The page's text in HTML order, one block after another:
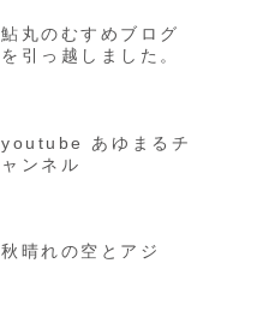
鮎丸のむすめブログ
を引っ越しました。
youtube あゆまるチ
ャンネル
秋晴れの空とアジ